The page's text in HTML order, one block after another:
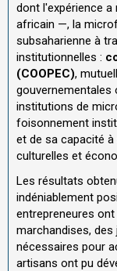
dont l'expérience
africain —, la
subsaharienne à
institutionnelles :
(COOPEC),
institutions de
foisonnement
et de sa capacité
culturelles et
Les résultats
indéniablement
entrepreneures
marchandises,
nécessaires pour
artisans ont pu